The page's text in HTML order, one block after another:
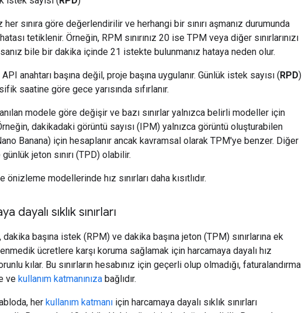
her sınıra göre değerlendirilir ve herhangi bir sınırı aşmanız durumunda
hatası tetiklenir. Örneğin, RPM sınırınız 20 ise TPM veya diğer sınırlarınızı
bile bir dakika içinde 21 istekte bulunmanız hataya neden olur.
API anahtarı başına değil, proje başına uygulanır. Günlük istek sayısı (RPD)
saatine göre gece yarısında sıfırlanır.
modele göre değişir ve bazı sınırlar yalnızca belirli modeller için
dakikadaki görüntü sayısı (IPM) yalnızca görüntü oluşturabilen
Banana) için hesaplanır ancak kavramsal olarak TPM'ye benzer. Diğer
jeton sınırı (TPD) olabilir.
önizleme modellerinde hız sınırları daha kısıtlıdır.
dayalı sıklık sınırları
başına istek (RPM) ve dakika başına jeton (TPM) sınırlarına ek
ücretlere karşı koruma sağlamak için harcamaya dayalı hız
kılar. Bu sınırların hesabınız için geçerli olup olmadığı, faturalandırma
ve kullanım katmanınıza bağlıdır.
her kullanım katmanı için harcamaya dayalı sıklık sınırları